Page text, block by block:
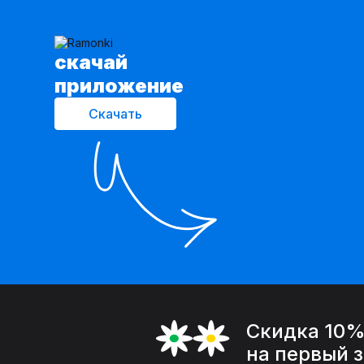
cкачай
приложение
Скачать
Скидка 10%
на первый